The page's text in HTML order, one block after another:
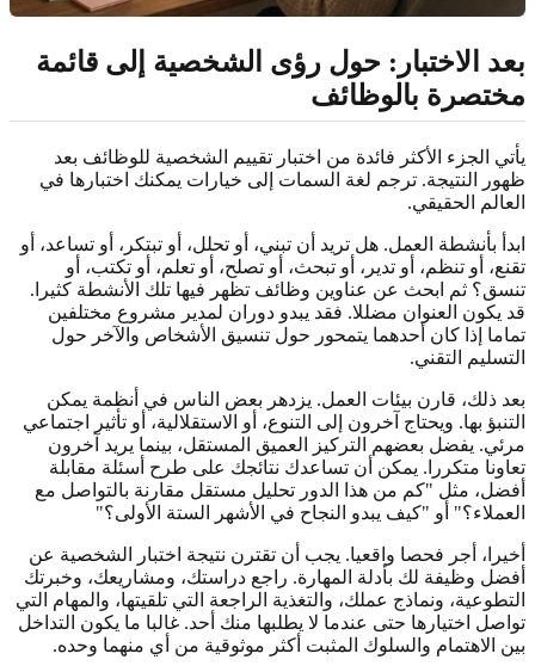
بعد الاختبار: حول رؤى الشخصية إلى قائمة
مختصرة بالوظائف
يأتي الجزء الأكثر فائدة من اختبار تقييم الشخصية للوظائف بعد
ظهور النتيجة. ترجم لغة السمات إلى خيارات يمكنك اختبارها في
العالم الحقيقي.
ابدأ بأنشطة العمل. هل تريد أن تبني، أو تحلل، أو تبتكر، أو تساعد، أو
تقنع، أو تنظم، أو تدير، أو تبحث، أو تصلح، أو تعلم، أو تكتب، أو
تنسق؟ ثم ابحث عن عناوين وظائف تظهر فيها تلك الأنشطة كثيرا.
قد يكون العنوان مضللا. فقد يبدو دوران لمدير مشروع مختلفين
تماما إذا كان أحدهما يتمحور حول تنسيق الأشخاص والآخر حول
التسليم التقني.
بعد ذلك، قارن بيئات العمل. يزدهر بعض الناس في أنظمة يمكن
التنبؤ بها. ويحتاج آخرون إلى التنوع، أو الاستقلالية، أو تأثير اجتماعي
مرئي. يفضل بعضهم التركيز العميق المستقل، بينما يريد آخرون
تعاونا متكررا. يمكن أن تساعدك نتائجك على طرح أسئلة مقابلة
أفضل، مثل "كم من هذا الدور تحليل مستقل مقارنة بالتواصل مع
العملاء؟" أو "كيف يبدو النجاح في الأشهر الستة الأولى؟"
أخيرا، أجر فحصا واقعيا. يجب أن تقترن نتيجة اختبار الشخصية عن
أفضل وظيفة لك بأدلة المهارة. راجع دراستك، ومشاريعك، وخبرتك
التطوعية، ونماذج عملك، والتغذية الراجعة التي تلقيتها، والمهام التي
تواصل اختيارها حتى عندما لا يطلبها منك أحد. غالبا ما يكون التداخل
بين الاهتمام والسلوك المثبت أكثر موثوقية من أي منهما وحده.